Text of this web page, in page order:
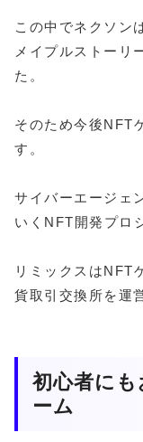
この中でネクソン
メイプルストーリ
た。
そのため今後NFT
す。
サイバーエージェ
いくNFT開発プロ
リミックスはNFT
貨取引交換所を運
初心者に
ーム